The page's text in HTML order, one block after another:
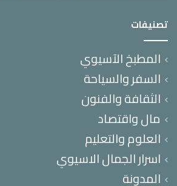
تصنيفات
المطبخ الآسيوي
السفر والسياحة
الثقافة والفنون
مال واقتصاد
العلوم والتعليم
اسرار الجمال الاسيوي
المدونة